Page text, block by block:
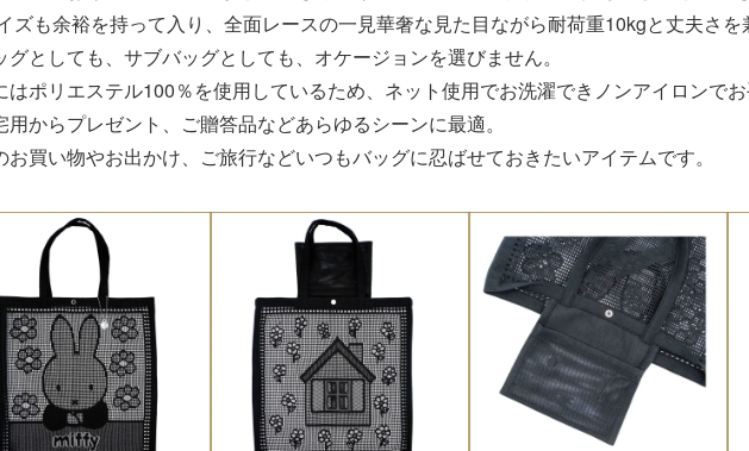
ズも余裕を持って入り、全面レースの一見華奢な見た目ながら耐荷重10kgと丈夫さ
グとしても、サブバッグとしても、オケージョンを選びません。
はポリエステル100％を使用しているため、ネット使用でお洗濯できノンアイロンでお
用からプレゼント、ご贈答品などあらゆるシーンに最適。
お買い物やお出かけ、ご旅行などいつもバッグに忍ばせておきたいアイテムです。